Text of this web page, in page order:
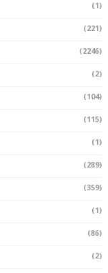
(1)
(221)
(2246)
(2)
(104)
(115)
(1)
(289)
(359)
(1)
(86)
(2)